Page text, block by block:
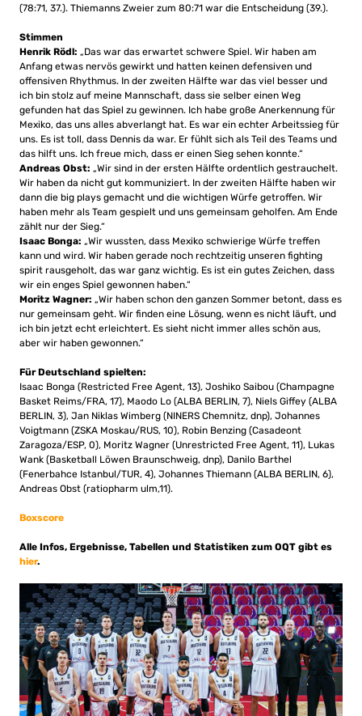
(78:71, 37.). Thiemanns Zweier zum 80:71 war die Entscheidung (39.).
Stimmen
Henrik Rödl: „Das war das erwartet schwere Spiel. Wir haben am
Anfang etwas nervös gewirkt und hatten keinen defensiven und
offensiven Rhythmus. In der zweiten Hälfte war das viel besser und
ich bin stolz auf meine Mannschaft, dass sie selber einen Weg
gefunden hat das Spiel zu gewinnen. Ich habe große Anerkennung für
Mexiko, das uns alles abverlangt hat. Es war ein echter Arbeitssieg für
uns. Es ist toll, dass Dennis da war. Er fühlt sich als Teil des Teams und
das hilft uns. Ich freue mich, dass er einen Sieg sehen konnte.“
Andreas Obst: „Wir sind in der ersten Hälfte ordentlich gestrauchelt.
Wir haben da nicht gut kommuniziert. In der zweiten Hälfte haben wir
dann die big plays gemacht und die wichtigen Würfe getroffen. Wir
haben mehr als Team gespielt und uns gemeinsam geholfen. Am Ende
zählt nur der Sieg.“
Isaac Bonga: „Wir wussten, dass Mexiko schwierige Würfe treffen
kann und wird. Wir haben gerade noch rechtzeitig unseren fighting
spirit rausgeholt, das war ganz wichtig. Es ist ein gutes Zeichen, dass
wir ein enges Spiel gewonnen haben.“
Moritz Wagner: „Wir haben schon den ganzen Sommer betont, dass es
nur gemeinsam geht. Wir finden eine Lösung, wenn es nicht läuft, und
ich bin jetzt echt erleichtert. Es sieht nicht immer alles schön aus,
aber wir haben gewonnen.“
Für Deutschland spielten:
Isaac Bonga (Restricted Free Agent, 13), Joshiko Saibou (Champagne
Basket Reims/FRA, 17), Maodo Lo (ALBA BERLIN, 7), Niels Giffey (ALBA
BERLIN, 3), Jan Niklas Wimberg (NINERS Chemnitz, dnp), Johannes
Voigtmann (ZSKA Moskau/RUS, 10), Robin Benzing (Casadeont
Zaragoza/ESP, 0), Moritz Wagner (Unrestricted Free Agent, 11), Lukas
Wank (Basketball Löwen Braunschweig, dnp), Danilo Barthel
(Fenerbahce Istanbul/TUR, 4), Johannes Thiemann (ALBA BERLIN, 6),
Andreas Obst (ratiopharm ulm,11).
Boxscore
Alle Infos, Ergebnisse, Tabellen und Statistiken zum OQT gibt es
hier.